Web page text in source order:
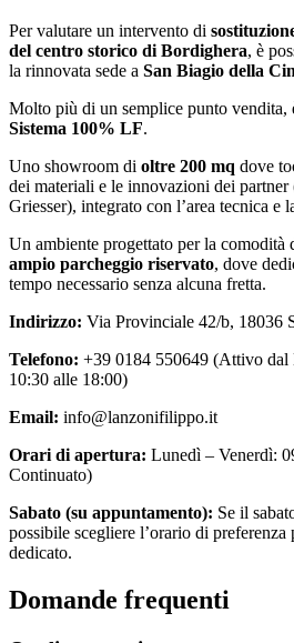
Per valutare un intervento di
del centro storico di Bordighera, è
la rinnovata sede a San Biagio della
Molto più di un semplice punto vendita,
Sistema 100% LF.
Uno showroom di oltre 200 mq dove
dei materiali e le innovazioni dei
Griesser), integrato con l’area tecnica e
Un ambiente progettato per la comodità
ampio parcheggio riservato, dove
tempo necessario senza alcuna fretta.
Indirizzo: Via Provinciale 42/b, 18036
Telefono: +39 0184 550649 (Attivo dal
10:30 alle 18:00)
Email: info@lanzonifilippo.it
Orari di apertura: Lunedì – Venerdì:
Continuato)
Sabato (su appuntamento): Se il
possibile scegliere l’orario di preferenza
dedicato.
Domande frequenti